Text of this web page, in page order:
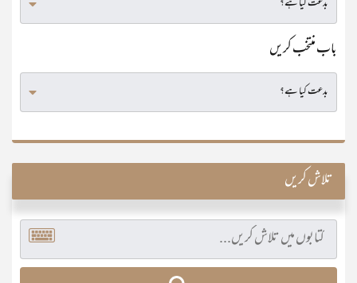
باب منتخب کریں
تلاش کریں